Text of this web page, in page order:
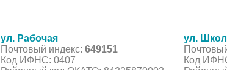
ул. Рабочая
Почтовый индекс: 649151
Код ИФНС: 0407
ул.
Код